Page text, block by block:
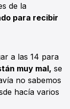
de la
para recibir
a las 14 para
muy mal, se
no sabemos
hacía varios